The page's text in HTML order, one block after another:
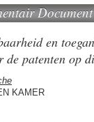
en
de patenten op
KAMER